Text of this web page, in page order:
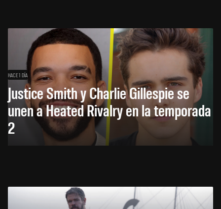
HACE 1 DÍA
Justice Smith y Charlie Gillespie se
unen a Heated Rivalry en la temporada
2